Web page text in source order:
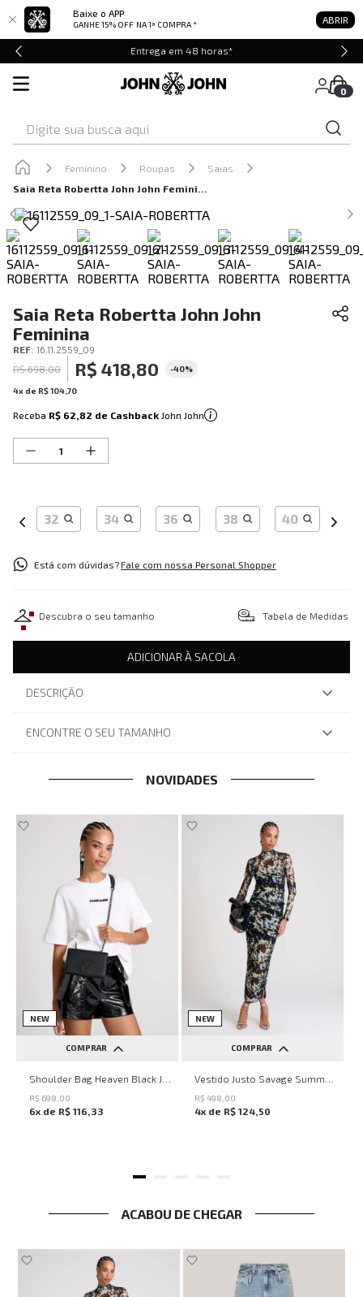
Baixe o APP
GANHE 15% OFF NA 1ª COMPRA * ABRIR
Entrega em 48 horas*
0
Feminino Roupas
Saias
Saia Reta Robertta John John Feminina
Saia Reta Robertta John John
Feminina
REF: 16.11.2559_09
R$ 698,00 R$ 418,80 -40%
4x de R$104 70
Receba R$ 62,82 de Cashback John John
32 34 36 38 40
Está com dúvidas?Fale com nossa Personal Shopper
Descubra o seu tamanho Tabela de Medidas
ADICIONAR À SACOLA
DESCRIÇÃO
ENCONTRE O SEU TAMANHO
NOVIDADES
NEW
COMPRAR
UN
R$ 698 00
6x de R$ 116 33
NEW
COMPRAR
PP P M G
R$ 498 00
4x de R$ 124 50
ACABOU DE CHEGAR